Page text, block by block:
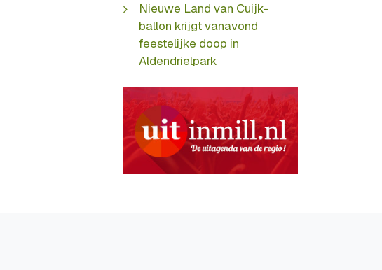
Nieuwe Land van Cuijk-
ballon krijgt vanavond
feestelijke doop in
Aldendrielpark